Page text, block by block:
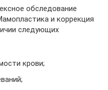
обследование
и коррекция
следующих
крови;